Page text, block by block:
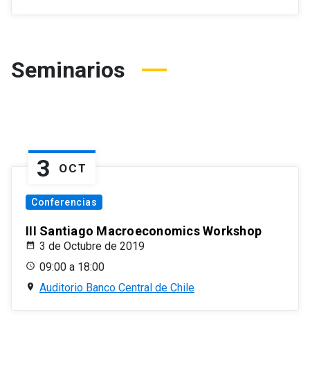
Seminarios
3 OCT
Conferencias
III Santiago Macroeconomics Workshop
3 de Octubre de 2019
09:00 a 18:00
Auditorio Banco Central de Chile